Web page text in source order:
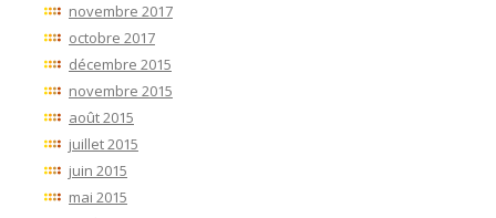
novembre 2017
octobre 2017
décembre 2015
novembre 2015
août 2015
juillet 2015
juin 2015
mai 2015